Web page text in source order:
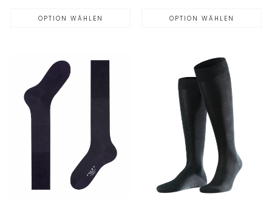
OPTION WÄHLEN OPTION WÄHLEN